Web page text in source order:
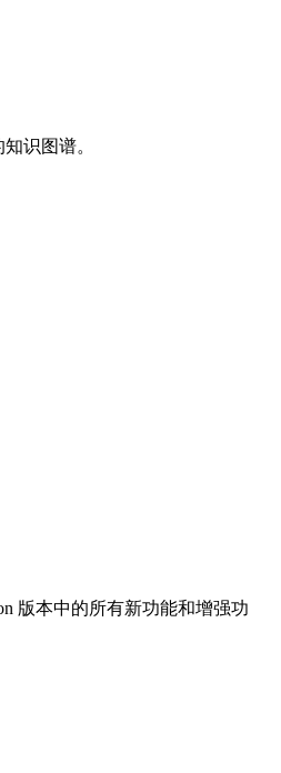
识图谱。
版本中的所有新功能和增强功